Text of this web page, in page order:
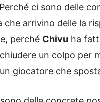
ci sono delle
che arrivino delle la
perché Chivu ha
un colpo per
giocatore che